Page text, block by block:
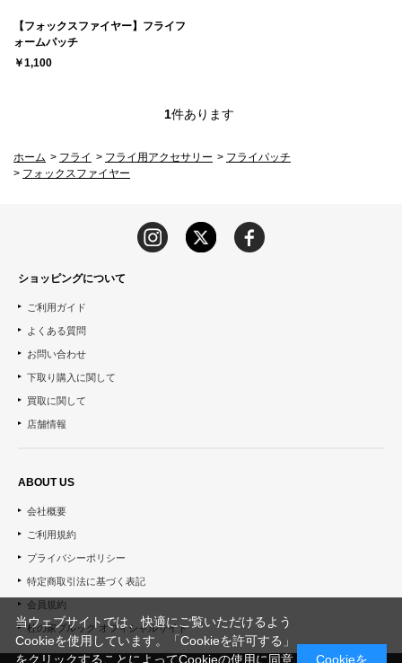
【フォックスファイヤー】フライフ
ォームパッチ
￥1,100
1件あります
ホーム > フライ > フライ用アクセサリー > フライパッチ
> フォックスファイヤー
ショッピングについて
ご利用ガイド
よくある質問
お問い合わせ
下取り購入に関して
買取に関して
店舗情報
ABOUT US
会社概要
ご利用規約
プライバシーポリシー
特定商取引法に基づく表記
会員規約
杜の家ブルック オフィシャルサイト
当ウェブサイトでは、快適にご覧いただけるよう
Cookieを使用しています。「Cookieを許可する」
をクリックすることによってCookieの使用に同意
Cookieを